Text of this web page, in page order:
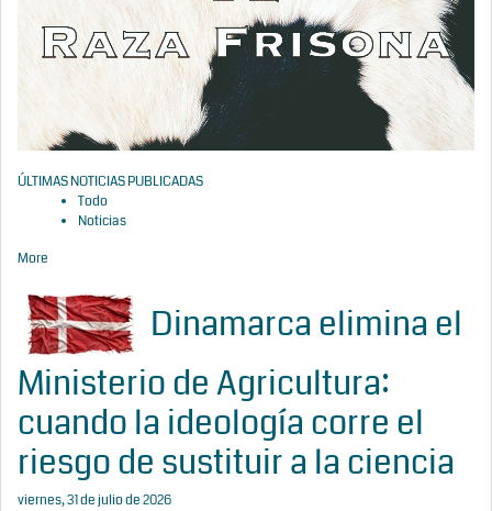
ÚLTIMAS NOTICIAS PUBLICADAS
Todo
Noticias
More
Dinamarca elimina el
Ministerio de Agricultura:
cuando la ideología corre el
riesgo de sustituir a la ciencia
viernes, 31 de julio de 2026